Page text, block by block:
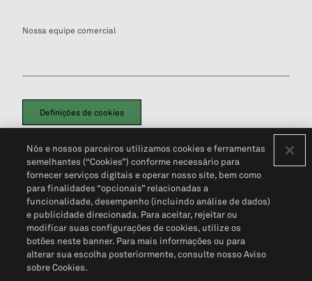
Nossa equipe comercial
Definições de cookies
Política de PrivacidadePortal de privacidade do cliente (em inglês)
Não Venda Minhas Informações Pessoais© 2026 S&P Global
Nós e nossos parceiros utilizamos cookies e ferramentas
semelhantes (“Cookies”) conforme necessário para
fornecer serviços digitais e operar nosso site, bem como
para finalidades “opcionais” relacionadas a
funcionalidade, desempenho (incluindo análise de dados)
e publicidade direcionada. Para aceitar, rejeitar ou
modificar suas configurações de cookies, utilize os
botões neste banner. Para mais informações ou para
alterar sua escolha posteriormente, consulte nosso Aviso
sobre Cookies.